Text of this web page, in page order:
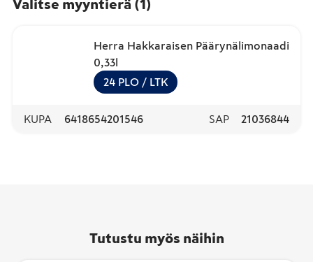
Valitse myyntierä (1)
Herra Hakkaraisen Päärynälimonaadi
0,33l
24 PLO / LTK
KUPA 6418654201546 SAP 21036844
Tutustu myös näihin